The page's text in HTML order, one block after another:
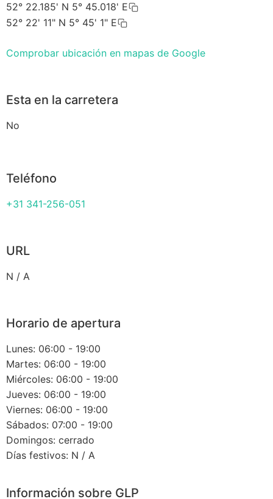
52° 22.185' N 5° 45.018' E
52° 22' 11" N 5° 45' 1" E
Comprobar ubicación en mapas de Google
Esta en la carretera
No
Teléfono
+31 341-256-051
URL
N / A
Horario de apertura
Lunes: 06:00 - 19:00
Martes: 06:00 - 19:00
Miércoles: 06:00 - 19:00
Jueves: 06:00 - 19:00
Viernes: 06:00 - 19:00
Sábados: 07:00 - 19:00
Domingos: cerrado
Días festivos: N / A
Información sobre GLP